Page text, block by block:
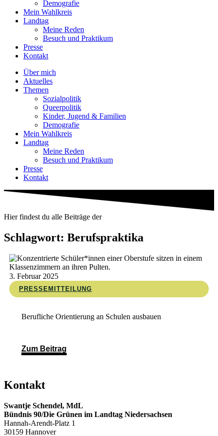
Demografie
Mein Wahlkreis
Landtag
Meine Reden
Besuch und Praktikum
Presse
Kontakt
Über mich
Aktuelles
Themen
Sozialpolitik
Queerpolitik
Kinder, Jugend & Familien
Demografie
Mein Wahlkreis
Landtag
Meine Reden
Besuch und Praktikum
Presse
Kontakt
Hier findest du alle Beiträge der
Schlagwort: Berufspraktika
3. Februar 2025
PRESSEMITTEILUNG
Berufliche Orientierung an Schulen ausbauen
Zum Beitrag
Kontakt
Swantje Schendel, MdL
Bündnis 90/Die Grünen im Landtag Niedersachsen
Hannah-Arendt-Platz 1
30159 Hannover